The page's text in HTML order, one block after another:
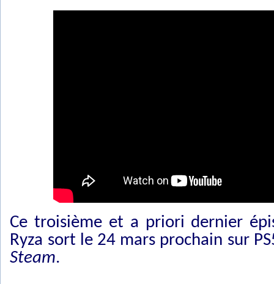
Ce troisième et a priori dernier
Ryza sort le 24 mars prochain sur
Steam.